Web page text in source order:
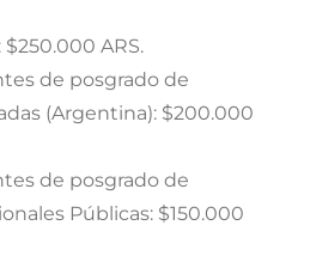
ARS.
de posgrado de
(Argentina): $200.000
de posgrado de
Públicas: $150.000